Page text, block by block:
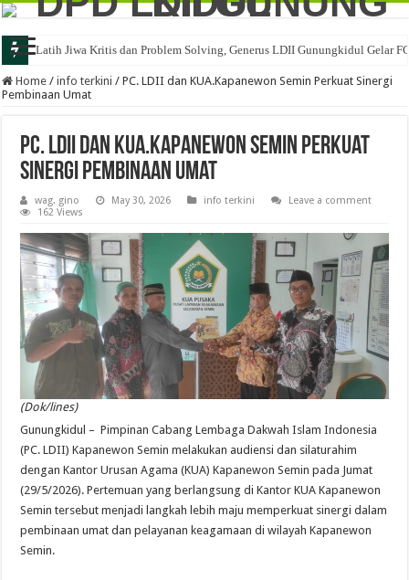
Latih Jiwa Kritis dan Problem Solving, Generus LDII Gunungkidul Gelar
Home / info terkini / PC. LDII dan KUA.Kapanewon Semin Perkuat Sinergi
Pembinaan Umat
PC. LDII dan KUA.Kapanewon Semin Perkuat
Sinergi Pembinaan Umat
wag. gino May 30, 2026 info terkini
Leave a comment
162 Views
(Dok/lines)
Gunungkidul – Pimpinan Cabang Lembaga Dakwah Islam Indonesia
(PC. LDII) Kapanewon Semin melakukan audiensi dan silaturahim
dengan Kantor Urusan Agama (KUA) Kapanewon Semin pada Jumat
(29/5/2026). Pertemuan yang berlangsung di Kantor KUA Kapanewon
Semin tersebut menjadi langkah lebih maju memperkuat sinergi dalam
pembinaan umat dan pelayanan keagamaan di wilayah Kapanewon
Semin.